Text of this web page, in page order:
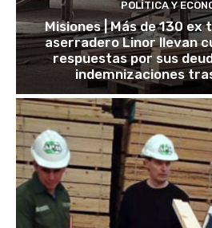
POLÍTICA Y
Misiones | Más de 130 ex
aserradero Linor llevan
respuestas por sus
indemnizaciones